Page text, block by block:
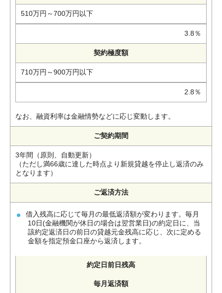
510万円～700万円以下
3.8％
契約極度額
710万円～900万円以下
2.8％
なお、融資利率は金融情勢などに応じ変動します。
ご契約期間
3年間（原則、自動更新）
（ただし満66歳に達した時点より新規貸越を停止し返済のみ
となります）
ご返済方法
借入残高に応じて毎月の最低返済額が変わります。毎月
10日(金融機関が休日の場合は翌営業日)の約定日に、当
該約定返済日の前日の貸越元金残高に応じ、次に定める
金額を指定預金口座から返済します。
約定日前日残高
毎月返済額